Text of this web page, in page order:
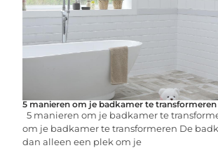
5 manieren om je badkamer te transformeren
5 manieren om je badkamer te
om je badkamer te transformeren De
dan alleen een plek om je